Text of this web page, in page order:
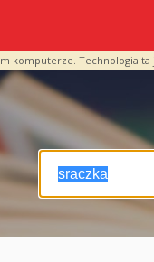
komputerze. Technologia